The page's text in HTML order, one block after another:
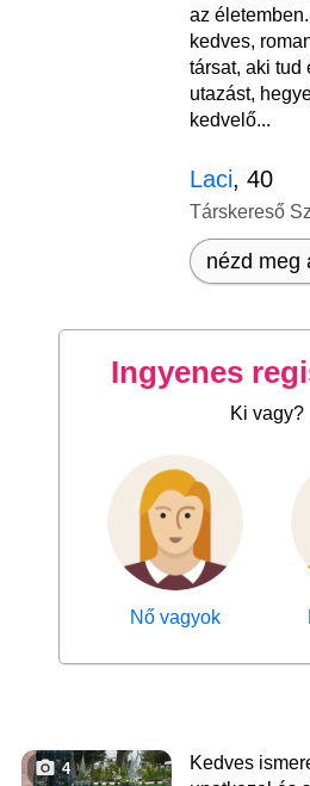
az
kedves,
társat, aki tud
utazást,
kedvelő...
Laci, 40
Társkereső
nézd meg
Ingyenes
Ki vagy?
Nő vagyok
4
Kedves